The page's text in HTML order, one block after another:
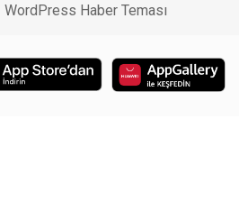
WordPress Haber Teması